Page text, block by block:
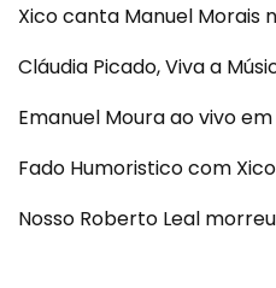
Xico canta Manuel Morais
Cláudia Picado, Viva a
Emanuel Moura ao vivo
Fado Humoristico com
Nosso Roberto Leal